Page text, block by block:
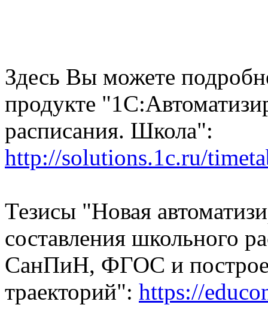
Здесь Вы можете
продукте
расписания. Школа":
http://solutions.1c.ru/
Тезисы "Новая
составления школьного
СанПиН, ФГОС и
траекторий": https://